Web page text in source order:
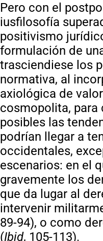
Pero con el
iusfilosofía
positivismo
formulación de
trasciendiese los
normativa, al
axiológica de
cosmopolita, para
posibles las
podrían llegar a
occidentales,
escenarios: en el
gravemente los
que da lugar al
intervenir
89-94), o como
(Ibid, 105-113).